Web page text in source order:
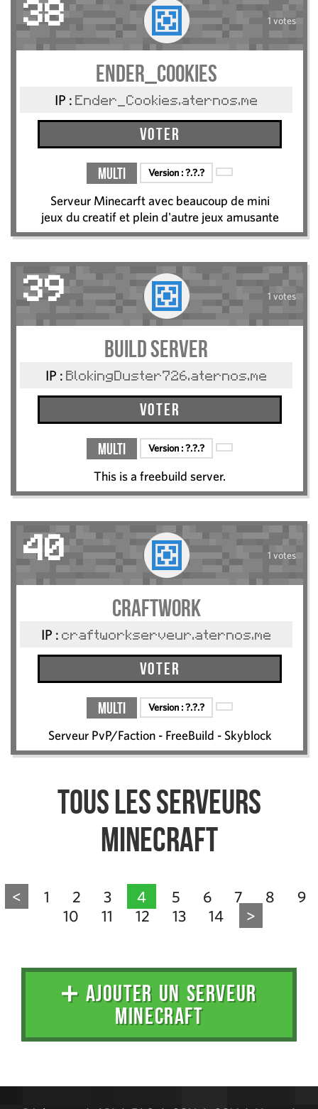
38 1 votes
Ender_Cookies
IP : Ender_Cookies.aternos.me
Voter
Multi Version :?.?.?
Serveur Minecarft avec beaucoup de mini
jeux du creatif et plein d'autre jeux amusante
39 1 votes
Build server
IP : BlokingDuster726.aternos.me
Voter
Multi Version :?.?.?
This is a freebuild server.
40 1 votes
CraftWork
IP : craftworkserveur.aternos.me
Voter
Multi Version :?.?.?
Serveur PvP/Faction - FreeBuild - Skyblock
Tous les serveurs
Minecraft
< 1 2 3 4 5 6 7 8
9
10
11 12 13 14 >
➕ AJOUTER UN SERVEUR
MINECRAFT